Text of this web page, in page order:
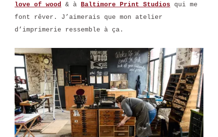
love of wood
& à Baltimore Print Studios qui me
font rêver. J’aimerais que mon atelier
d’imprimerie ressemble à ça.